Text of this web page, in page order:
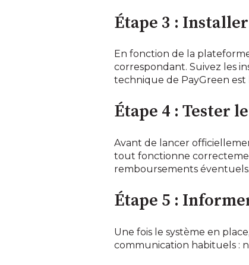
Étape 3 :
En fonction de la
correspondant. Suivez les
technique de PayGreen est
Étape 4 : Tester
Avant de lancer
tout fonctionne
remboursements éventuels.
Étape 5 :
Une fois le système en
communication habituels :